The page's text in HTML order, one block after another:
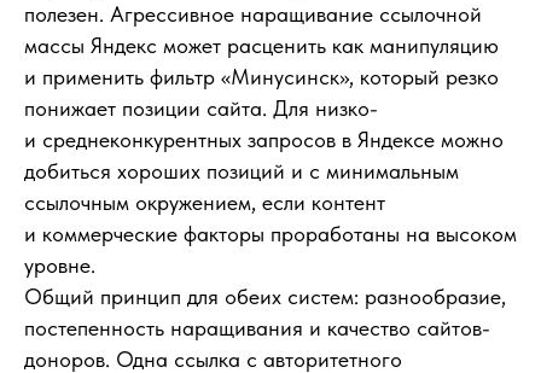
полезен. Агрессивное наращивание ссылочной
массы Яндекс может расценить как манипуляцию
и применить фильтр «Минусинск», который резко
понижает позиции сайта. Для низко-
и среднеконкурентных запросов в Яндексе можно
добиться хороших позиций и с минимальным
ссылочным окружением, если контент
и коммерческие факторы проработаны на высоком
уровне.
Общий принцип для обеих систем: разнообразие,
постепенность наращивания и качество сайтов-
доноров. Одна ссылка с авторитетного